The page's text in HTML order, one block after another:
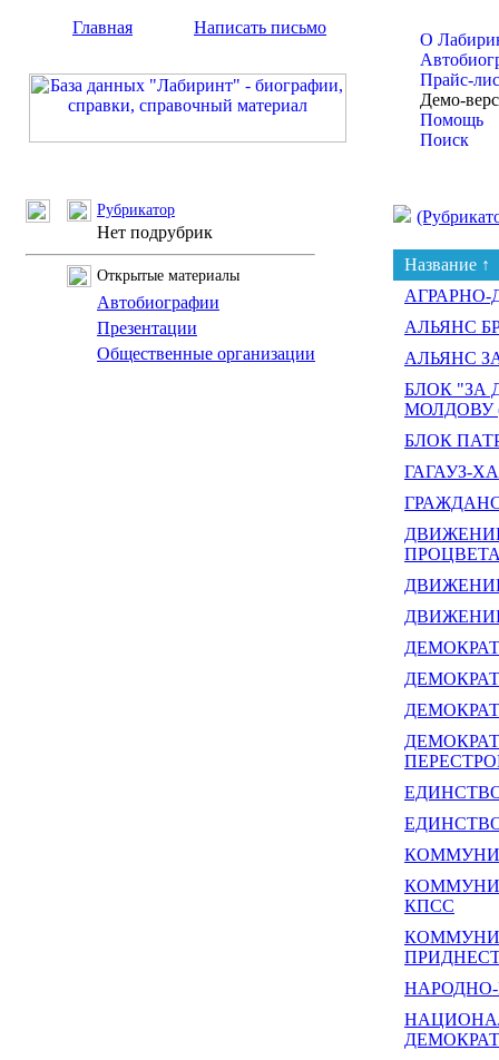
Главная Написать письмо
О
Прайс-
Демо-
Помощь
Поиск
Рубрикатор
Нет подрубрик
Открытые материалы
Автобиографии
Презентации
Общественные организации
Название ↑
АЛЬЯНС
АЛЬЯНС
БЛОК
МОЛДОВУ
БЛОК
ГАГАУЗ-
ДВИЖЕНИЕ
КПСС
НАРОДНО-